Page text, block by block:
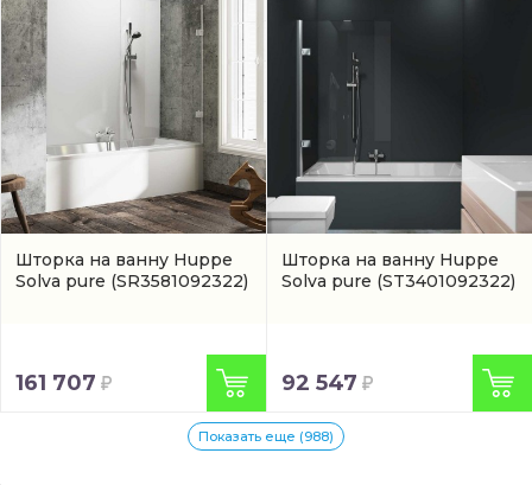
Шторка на ванну Huppe
Solva pure (SR3581092322)
161 707
Шторка на ванну Huppe
Solva pure (ST3401092322)
92 547
Показать еще (988)